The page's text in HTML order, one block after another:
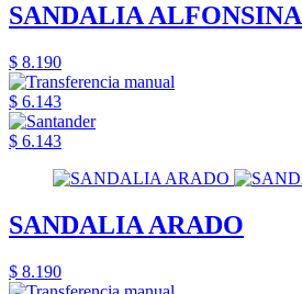
SANDALIA ALFONSINA
$ 8.190
$ 6.143
$ 6.143
SANDALIA ARADO
$ 8.190